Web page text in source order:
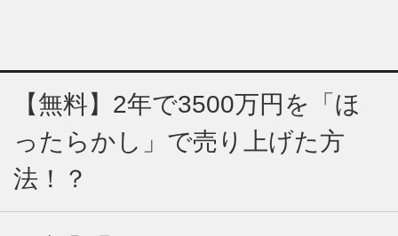
【無料】2年で3500万円を「ほ
ったらかし」で売り上げた方
法！？